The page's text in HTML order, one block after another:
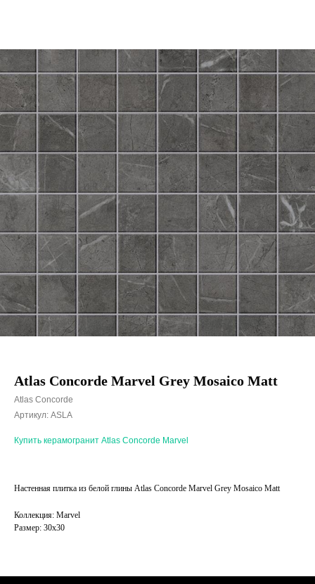
Atlas Concorde Marvel Grey Mosaico Matt
Atlas Concorde
Артикул: ASLA
Купить керамогранит Atlas Concorde Marvel
Настенная плитка из белой глины Atlas Concorde Marvel Grey Mosaico Matt
Коллекция: Marvel
Размер: 30x30